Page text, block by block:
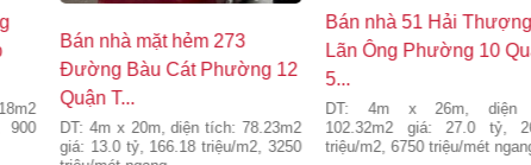
Bán nhà 122/16 Đặng Văn
Ngữ Phường 13 Quận Phú
DT: 3.8m x 10m, diện tích: 37m2
giá: 8.5 tỷ, 229.73 triệu/m2,
2236.84 triệu/mét ngang
Bán nhà 27/1 Đường Lê
Trực Phường 7 Quận Bình
Thạn...
DT: 5.8m x 9m, diện tích: 51m2
giá: 8.3 tỷ, 161.76 triệu/m2,
1422.41 triệu/mét ngang